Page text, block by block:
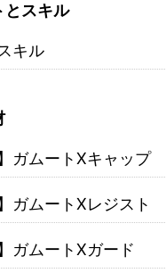
とスキル
キル
】ガムートXキャップ
ガムートXレジスト
ガムートXガード